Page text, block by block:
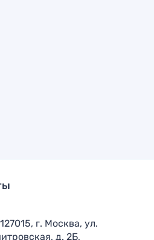
г. Москва, ул.
д. 2Б,